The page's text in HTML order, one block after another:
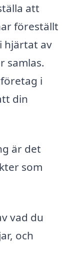
att
föreställt
hjärtat av
samlas.
i
din
är det
som
vad du
och